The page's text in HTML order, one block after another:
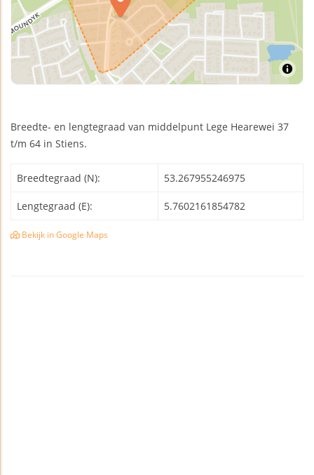
Breedte- en lengtegraad van middelpunt Lege Hearewei 37
t/m 64 in Stiens.
Breedtegraad (N): 53.267955246975
Lengtegraad (E): 5.7602161854782
Bekijk in Google Maps